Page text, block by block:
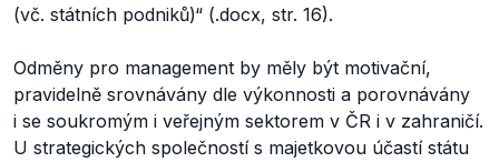
(vč. státních podniků)“ (.docx, str. 16).
Odměny pro management by měly být motivační,
pravidelně srovnávány dle výkonnosti a porovnávány
i se soukromým i veřejným sektorem v ČR i v zahraničí.
U strategických společností s majetkovou účastí státu